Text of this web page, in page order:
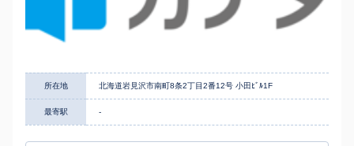
所在地 北海道岩見沢市南町8条2丁目2番12号 小田ﾋﾞﾙ1F
最寄駅 -